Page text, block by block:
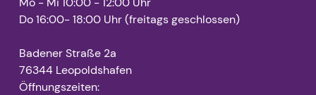
Do 16:00- 18:00 Uhr (freitags geschlossen)
Badener Straße 2a
76344 Leopoldshafen
Öffnungszeiten: